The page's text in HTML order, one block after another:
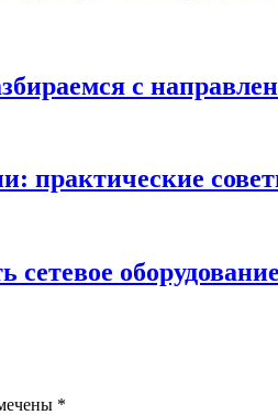
с
оборудование
*